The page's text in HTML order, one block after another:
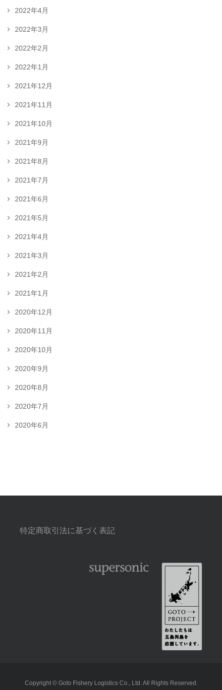
2022年4月
2022年3月
2022年2月
2022年1月
2021年12月
2021年11月
2021年10月
2021年9月
2021年8月
2021年7月
2021年6月
2021年5月
2021年4月
2021年3月
2021年2月
2021年1月
2020年12月
2020年11月
2020年10月
2020年9月
2020年8月
2020年7月
2020年6月
特定商取引法に基づく表記
Copyright © Goto Fishery Logistics Co., Ltd. All Rights Reserved.